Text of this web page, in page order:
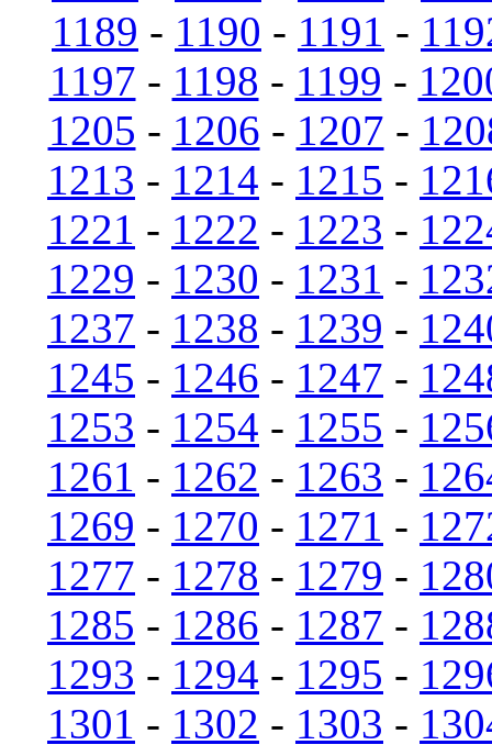
1189 - 1190 - 1191 -
1197 - 1198 - 1199 -
1205 - 1206 - 1207 -
1213 - 1214 - 1215 -
1221 - 1222 - 1223 -
1229 - 1230 - 1231 -
1237 - 1238 - 1239 -
1245 - 1246 - 1247 -
1253 - 1254 - 1255 -
1261 - 1262 - 1263 -
1269 - 1270 - 1271 -
1277 - 1278 - 1279 -
1285 - 1286 - 1287 -
1293 - 1294 - 1295 -
1301 - 1302 - 1303 -